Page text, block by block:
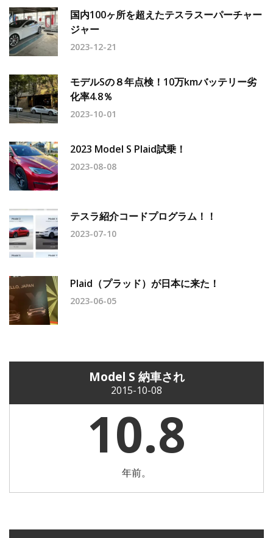
国内100ヶ所を超えたテスラスーパーチャー
ジャー
2023-12-21
モデルSの８年点検！10万kmバッテリー劣
化率4.8％
2023-10-01
2023 Model S Plaid試乗！
2023-08-08
テスラ紹介コードプログラム！！
2023-07-10
Plaid（プラッド）が日本に来た！
2023-06-05
Model S 納車され
2015-10-08
10.8
年前。